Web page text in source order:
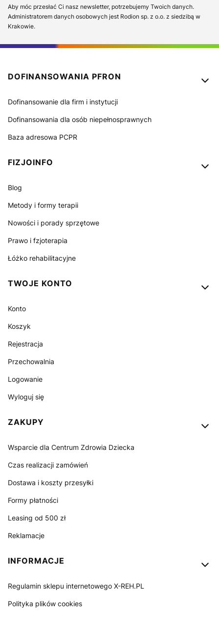
Aby móc przesłać Ci nasz newsletter, potrzebujemy Twoich danych.
Administratorem danych osobowych jest Rodion sp. z o.o. z siedzibą w
Krakowie.
Linki w stopce
DOFINANSOWANIA PFRON
Dofinansowanie dla firm i instytucji
Dofinansowania dla osób niepełnosprawnych
Baza adresowa PCPR
FIZJOINFO
Blog
Metody i formy terapii
Nowości i porady sprzętowe
Prawo i fzjoterapia
Łóżko rehabilitacyjne
TWOJE KONTO
Konto
Koszyk
Rejestracja
Przechowalnia
Logowanie
Wyloguj się
ZAKUPY
Wsparcie dla Centrum Zdrowia Dziecka
Czas realizacji zamówień
Dostawa i koszty przesyłki
Formy płatności
Leasing od 500 zł
Reklamacje
INFORMACJE
Regulamin sklepu internetowego X-REH.PL
Polityka plików cookies